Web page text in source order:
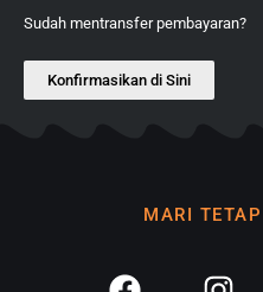
Sudah mentransfer pembayaran?
Konfirmasikan di Sini
MARI